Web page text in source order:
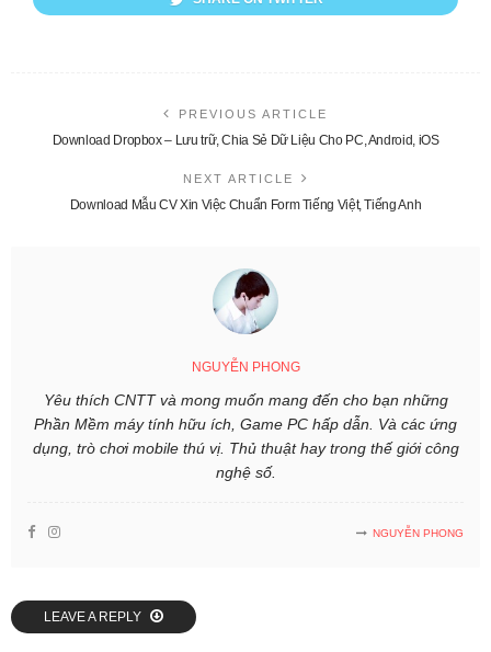
PREVIOUS ARTICLE
Download Dropbox – Lưu trữ, Chia Sẻ Dữ Liệu Cho PC, Android, iOS
NEXT ARTICLE
Download Mẫu CV Xin Việc Chuẩn Form Tiếng Việt, Tiếng Anh
NGUYỄN PHONG
Yêu thích CNTT và mong muốn mang đến cho bạn những
Phần Mềm máy tính hữu ích, Game PC hấp dẫn. Và các ứng
dụng, trò chơi mobile thú vị. Thủ thuật hay trong thế giới công
nghệ số.
NGUYỄN PHONG
LEAVE A REPLY